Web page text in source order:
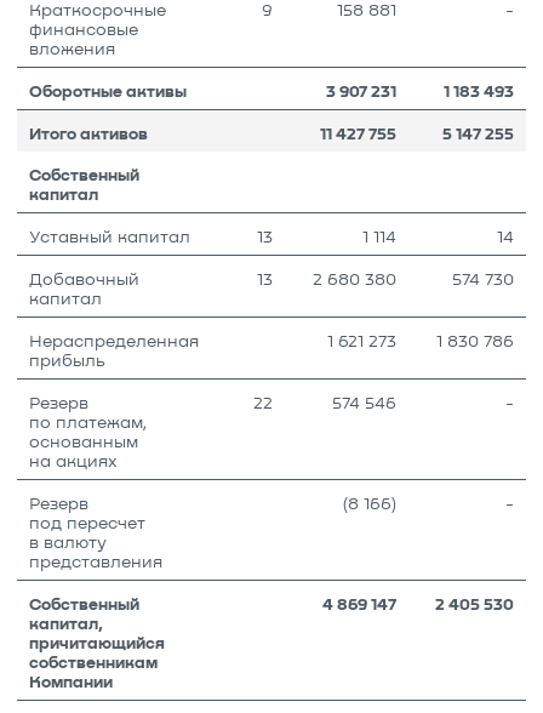
Краткосрочные
финансовые
вложения
9 158 881 -
Оборотные активы 3 907 231 1 183 493
Итого активов 11 427 755 5 147 255
Собственный
капитал
Уставный капитал 13 1 114 14
Добавочный
капитал
13 2 680 380 574 730
Нераспределенная
прибыль
1 621 273 1 830 786
Резерв
по платежам,
основанным
на акциях
22 574 546 -
Резерв
под пересчет
в валюту
представления
(8 166) -
Собственный
капитал,
причитающийся
собственникам
Компании
4 869 147 2 405 530